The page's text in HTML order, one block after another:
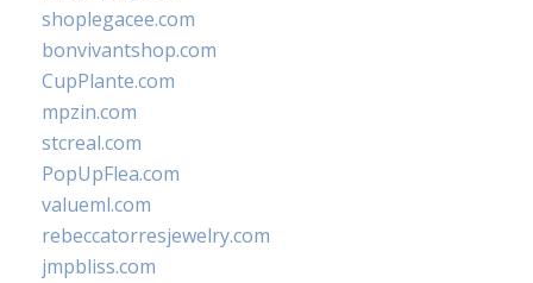
shoplegacee.com
bonvivantshop.com
CupPlante.com
mpzin.com
stcreal.com
PopUpFlea.com
valueml.com
rebeccatorresjewelry.com
jmpbliss.com